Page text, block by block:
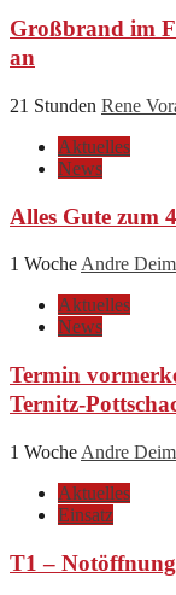
Großbrand im
an
21 Stunden Rene
Aktuelles
News
Alles Gute zum
1 Woche Andre
Aktuelles
News
Termin
Ternitz-
1 Woche Andre
Aktuelles
Einsatz
T1 –